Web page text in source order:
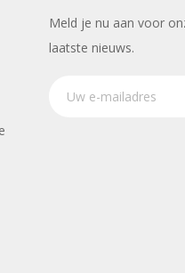
Meld je nu aan voor
laatste nieuws.